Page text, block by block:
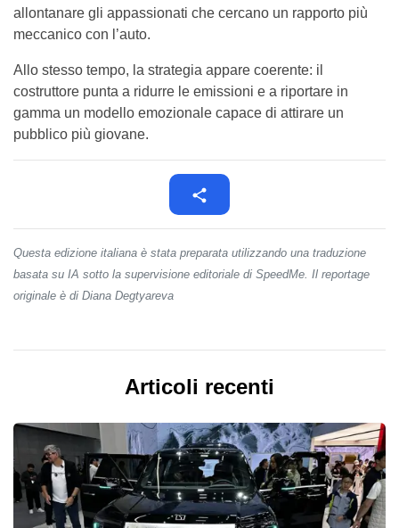
allontanare gli appassionati che cercano un rapporto più
meccanico con l’auto.
Allo stesso tempo, la strategia appare coerente: il
costruttore punta a ridurre le emissioni e a riportare in
gamma un modello emozionale capace di attirare un
pubblico più giovane.
Questa edizione italiana è stata preparata utilizzando una traduzione
basata su IA sotto la supervisione editoriale di SpeedMe. Il reportage
originale è di Diana Degtyareva
Articoli recenti